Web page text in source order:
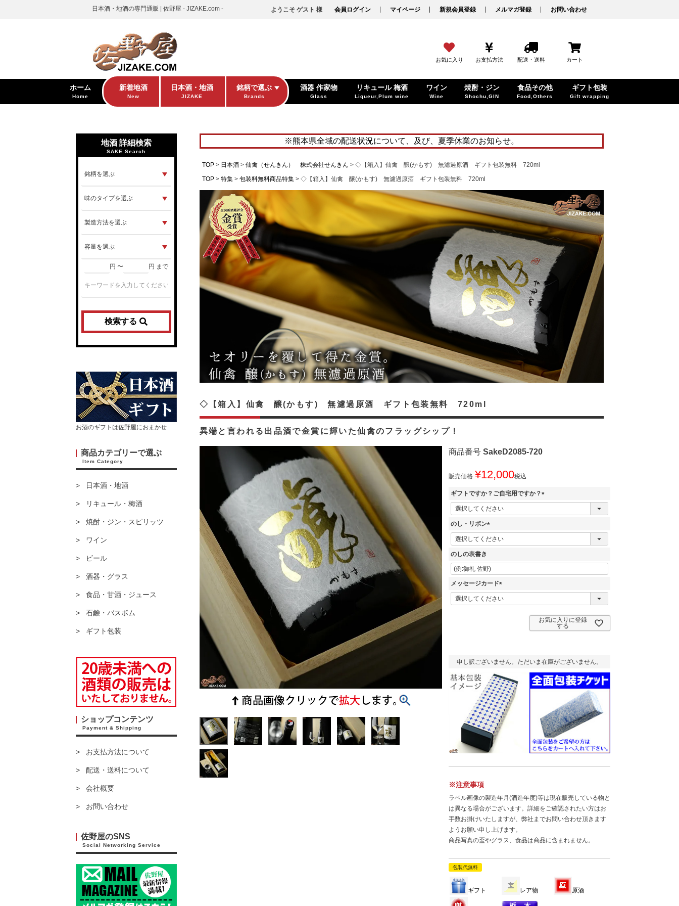
日本酒・地酒の専門通販 | 佐野屋 - JIZAKE.com - ようこそ ゲスト 様 会員ログイン マイページ 新規会員登録 メルマガ登録 お問い合わせ
お気に入り お支払方法 配送・送料 カート
ホーム
Home
新着地酒
New
日本酒・地酒
JIZAKE
銘柄で選ぶ
Brands
酒器 作家物
Glass
リキュール 梅酒
Liqueur,Plum wine
ワイン
Wine
焼酎・ジン
Shochu,GIN
食品その他
Food,Others
ギフト包装
Gift wrapping
地酒 詳細検索
SAKE Search
円 〜 円 まで
検索する
お酒のギフトは佐野屋におまかせ
商品カテゴリーで選ぶ
Item Category
日本酒・地酒
リキュール・梅酒
焼酎・ジン・スピリッツ
ワイン
ビール
酒器・グラス
食品・甘酒・ジュース
石鹸・バスボム
ギフト包装
ショップコンテンツ
Payment & Shipping
お支払方法について
配送・送料について
会社概要
お問い合わせ
佐野屋のSNS
Social Networking Service
※熊本県全域の配送状況について、及び、夏季休業のお知らせ。
TOP 日本酒 仙禽（せんきん） 株式会社せんきん
◇【箱入】仙禽 醸(かもす) 無濾過原酒 ギフト包装無料 720ml
TOP
特集 包装料無料商品特集 ◇【箱入】仙禽 醸(かもす) 無濾過原酒 ギフト包装無料 720ml
異端と言われる出品酒で金賞に輝いた仙禽のフラッグシップ！
◇【箱入】仙禽 醸(かもす) 無濾過原酒 ギフト包装無料 720ml
商品番号 SakeD2085-720
販売価格 ¥12,000税込
ギフトですか？ご自宅用ですか？
(
必
)
のし・リボン
(
必
)
のしの表書き
メッセージカード
(
必
お気に入りに登録
する
申し訳ございません。ただいま在庫がございません。
※注意事項
ラベル画像の製造年月(酒造年度)等は現在販売している物と
は異なる場合がございます。詳細をご確認されたい方はお
手数お掛けいたしますが、弊社までお問い合わせ頂きます
ようお願い申し上げます。
商品写真の盃やグラス、食品は商品に含まれません。
包装代無料
ギフト レア物 原酒